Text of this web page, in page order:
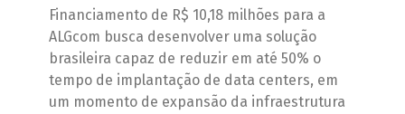
Financiamento de R$ 10,18 milhões para a
ALGcom busca desenvolver uma solução
brasileira capaz de reduzir em até 50% o
tempo de implantação de data centers, em
um momento de expansão da infraestrutura